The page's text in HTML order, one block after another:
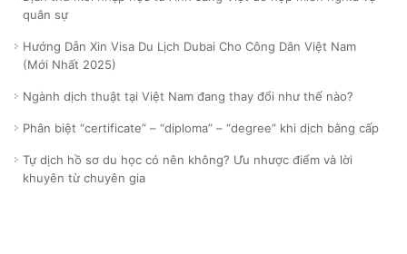
quân sự
Hướng Dẫn Xin Visa Du Lịch Dubai Cho Công Dân Việt Nam
(Mới Nhất 2025)
Ngành dịch thuật tại Việt Nam đang thay đổi như thế nào?
Phân biệt “certificate” – “diploma” – “degree” khi dịch bằng cấp
Tự dịch hồ sơ du học có nên không? Ưu nhược điểm và lời
khuyên từ chuyên gia